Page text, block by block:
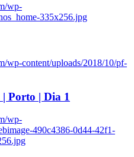
wp-
335x256.jpg
wp-content/uploads/2018/10/pf-
Porto | Dia 1
wp-
490c4386-0d44-42f1-